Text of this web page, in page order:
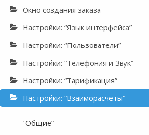
Окно создания заказа
Настройки: “Язык интерфейса”
Настройки: “Пользователи”
Настройки: “Телефония и Звук”
Настройки: “Тарификация”
Настройки: “Взаиморасчеты”
“Общие”